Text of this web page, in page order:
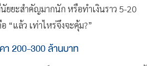
ยยะสำคัญมากนัก หรือทำเงินราว 5-20
“แล้ว เท่าไหร่จึงจะคุ้ม?”
า 200-300 ล้านบาท